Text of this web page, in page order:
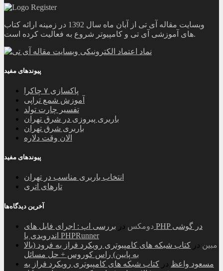
وبسایت مقاله آی تی از آبان ماه سال 1392 در زمینه ارائه کتاب
های آموزشی آی تی و کامپیوتر شروع به فعالیت کرده است.
پیوندهای مفید
پاکسازی ۷ چاکرا
آموزش شمع تراپی
تفسیر چارت تولد
باربری پیروزی در شرق تهران
باربری شرق تهران
الان وقت دلاره
پیوندهای مفید
انتخاب باربری مناسب در تهران
تارهای اتری
آخرین دیدگاه‌ها
دومکس در بررسی اپ : اجرای فایل های PHP در گوشی
اندرویدی با PHPRunner
مبین در کتاب شبکه های کامپیوتری رویکرد فراز به فرود (بالا
به پایین) راس کوروس + حل مسائل
مسعود واعظ در کتاب شبکه های کامپیوتری رویکرد فراز به